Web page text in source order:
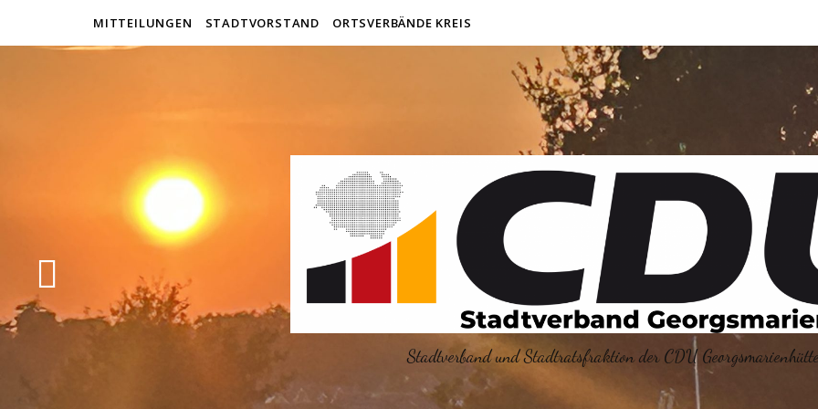
MITTEILUNGEN STADTVORSTAND ORTSVERBÄNDE KREIS
Stadtverband und Stadtratsfraktion der CDU